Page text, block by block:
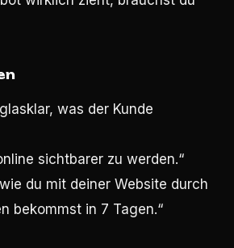
was der Kunde
sichtbarer zu werden.“
du mit deiner Website durch
bekommst in 7 Tagen.“